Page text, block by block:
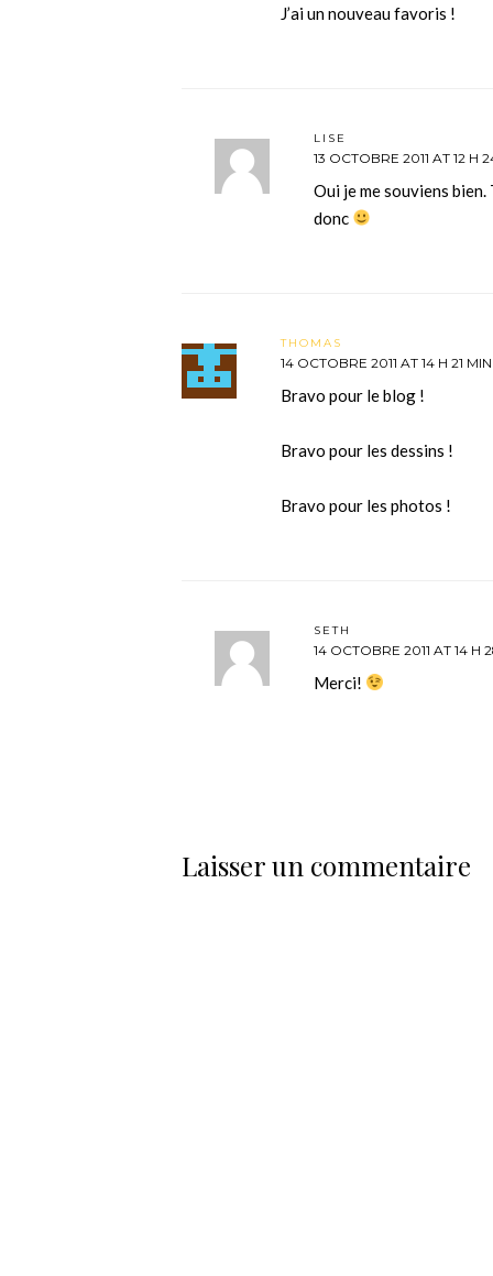
J’ai un nouveau favoris !
LISE
13 OCTOBRE 2011 AT 12 H
Oui je me souviens bien.
donc
THOMAS
14 OCTOBRE 2011 AT 14 H 21 MIN
Bravo pour le blog !
Bravo pour les dessins !
Bravo pour les photos !
SETH
14 OCTOBRE 2011 AT 14 H
Merci!
Laisser un commentaire